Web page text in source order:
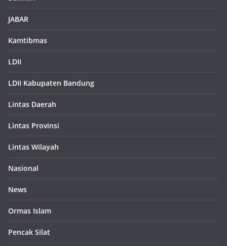
JABAR
Kamtibmas
LDII
LDII Kabupaten Bandung
Lintas Daerah
Lintas Provinsi
Lintas Wilayah
Nasional
News
Ormas Islam
Pencak Silat